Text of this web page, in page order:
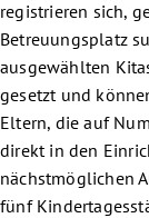
registrieren sich,
Betreuungsplatz
ausgewählten
gesetzt und
Eltern, die auf
direkt in den
nächstmöglichen
fünf